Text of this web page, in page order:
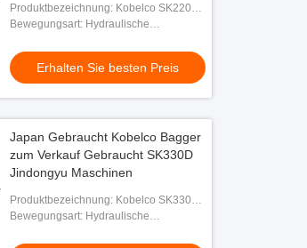
Produktbezeichnung: Kobelco SK220
Bagger
Bewegungsart: Hydraulische
Erhalten Sie besten Preis
Japan Gebraucht Kobelco Bagger
zum Verkauf Gebraucht SK330D
Jindongyu Maschinen
Produktbezeichnung: Kobelco SK330D
Bagger
Bewegungsart: Hydraulische